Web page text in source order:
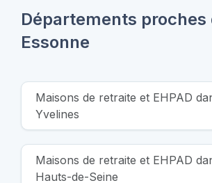
Départements proches
Essonne
Maisons de retraite et EHPAD
Yvelines
Maisons de retraite et EHPAD
Hauts-de-Seine